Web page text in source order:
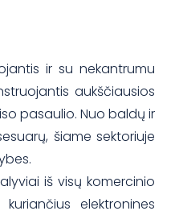
ir su nekantrumu
aukščiausios
pasaulio. Nuo baldų ir
šiame sektoriuje
iš visų komercinio
elektronines